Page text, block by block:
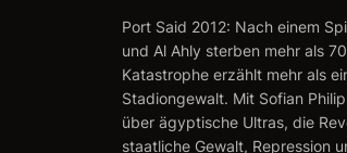
Port Said 2012: Nach einem
und Al Ahly sterben mehr als
Katastrophe erzählt mehr als
Stadiongewalt. Mit Sofian
über ägyptische Ultras, die
staatliche Gewalt, Repression